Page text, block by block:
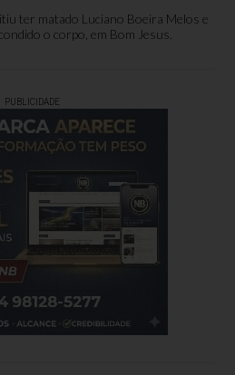
ter matado Luciano Boeira Melos e
o corpo, em Bom Jesus.
PUBLICIDADE